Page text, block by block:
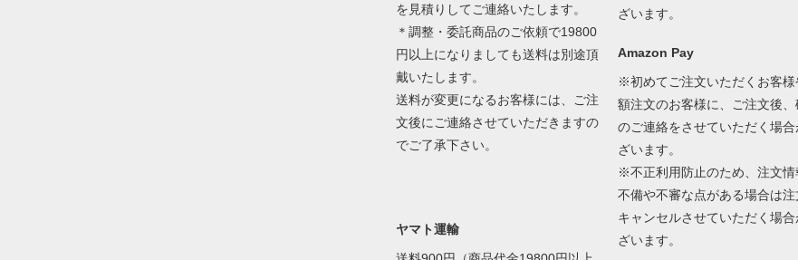
を見積りしてご連絡いたします。
＊調整・委託商品のご依頼で19800
円以上になりましても送料は別途頂
戴いたします。
送料が変更になるお客様には、ご注
文後にご連絡させていただきますの
でご了承下さい。
ヤマト運輸
ざいます。
Amazon Pay
※初めてご注文いただくお客様
額注文のお客様に、ご注文後、
のご連絡をさせていただく場合
ざいます。
※不正利用防止のため、注文情
不備や不審な点がある場合は注
キャンセルさせていただく場合
ざいます。